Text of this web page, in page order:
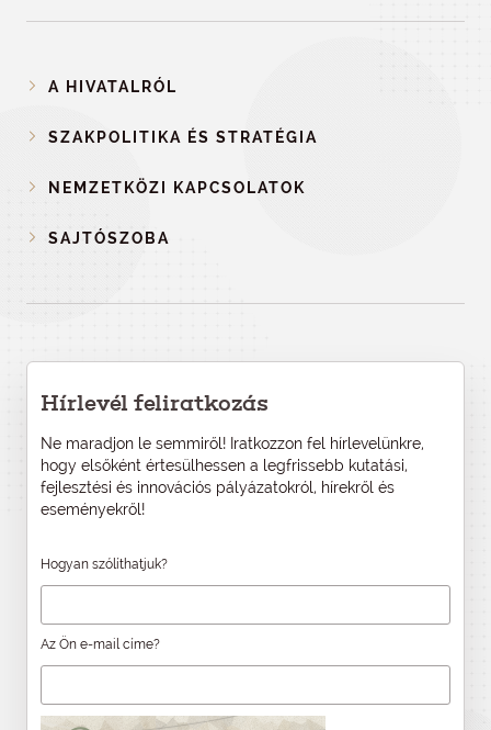
A HIVATALRÓL
SZAKPOLITIKA ÉS STRATÉGIA
NEMZETKÖZI KAPCSOLATOK
SAJTÓSZOBA
Hírlevél feliratkozás
Ne maradjon le semmiről! Iratkozzon fel hírlevelünkre,
hogy elsőként értesülhessen a legfrissebb kutatási,
fejlesztési és innovációs pályázatokról, hírekről és
eseményekről!
Hogyan szólíthatjuk?
Az Ön e-mail címe?